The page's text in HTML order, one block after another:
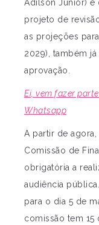
Adilson Júnior) e
projeto de
as projeções
2029), também
aprovação.
Ei, vem fazer
Whatsapp
A partir de
Comissão de
obrigatória a
audiência
para o dia 5 de
comissão tem 15